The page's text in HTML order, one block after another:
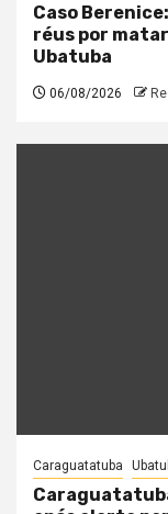
Caso
réus por
Ubatuba
06/08/2026
Caraguatatuba